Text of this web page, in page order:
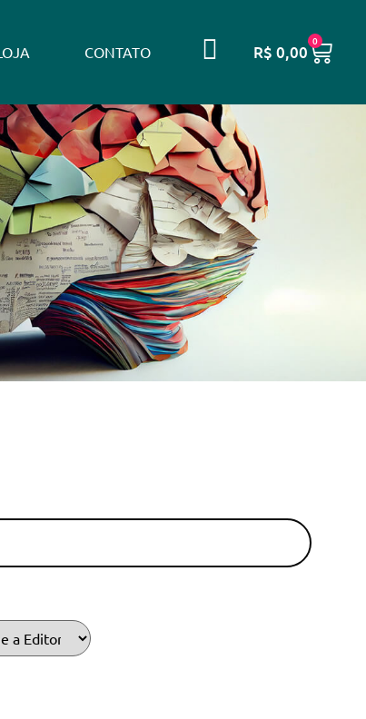
CONTATO R$ 0,00
0